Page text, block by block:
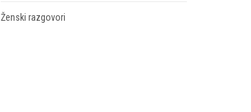
Ženski razgovori